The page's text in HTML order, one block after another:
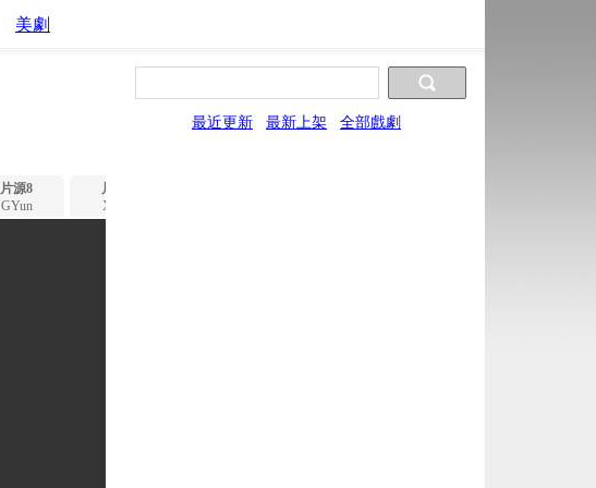
美劇
最近更新 最新上架 全部戲劇
片源8
GYun
片源9
XYun